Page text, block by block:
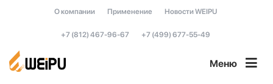
О компании Применение Новости WEIPU
+7 (812) 467-96-67 +7 (499) 677-55-49
Меню